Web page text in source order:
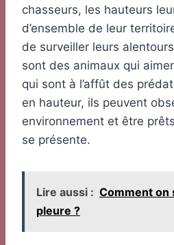
chasseurs, les hauteurs
d’ensemble de leur
de surveiller leurs
sont des animaux qui
qui sont à l’affût des
en hauteur, ils peuvent
environnement et être
se présente.
Lire aussi : Comment on
pleure ?